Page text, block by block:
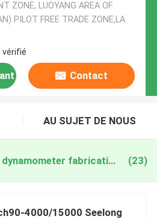
ZONE, LUOYANG AREA OF
PILOT FREE TRADE ZONE,LA
vérifié
Contact
AU SUJET DE NOUS
90kw engine test dynamometer fabrication en ligne (23)
4000/15000 Seelong